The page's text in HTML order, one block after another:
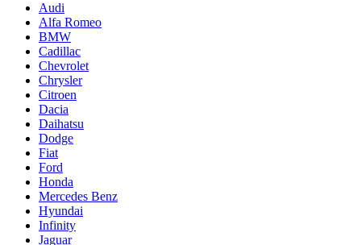
Audi
Alfa Romeo
BMW
Cadillac
Chevrolet
Chrysler
Citroen
Dacia
Daihatsu
Dodge
Fiat
Ford
Honda
Mercedes Benz
Hyundai
Infinity
Jaguar